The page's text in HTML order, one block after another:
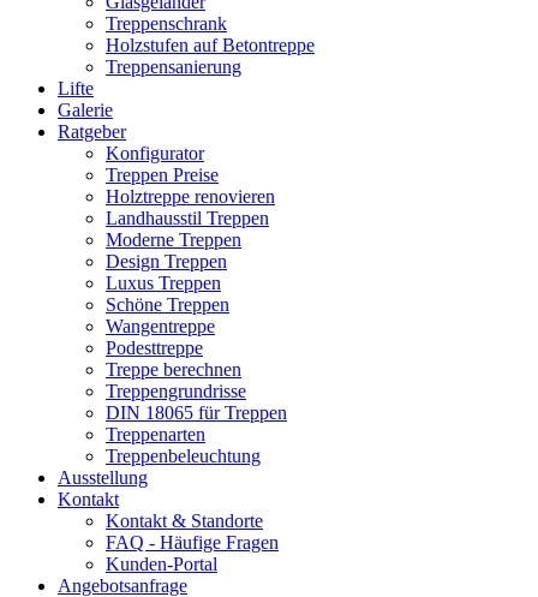
Treppenschrank
Holzstufen auf Betontreppe
Treppensanierung
Lifte
Galerie
Ratgeber
Konfigurator
Treppen Preise
Holztreppe renovieren
Landhausstil Treppen
Moderne Treppen
Design Treppen
Luxus Treppen
Schöne Treppen
Wangentreppe
Podesttreppe
Treppe berechnen
Treppengrundrisse
DIN 18065 für Treppen
Treppenarten
Treppenbeleuchtung
Ausstellung
Kontakt
Kontakt & Standorte
FAQ - Häufige Fragen
Kunden-Portal
Angebotsanfrage